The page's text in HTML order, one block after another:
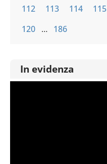
112
113 114 115
120 … 186
In evidenza